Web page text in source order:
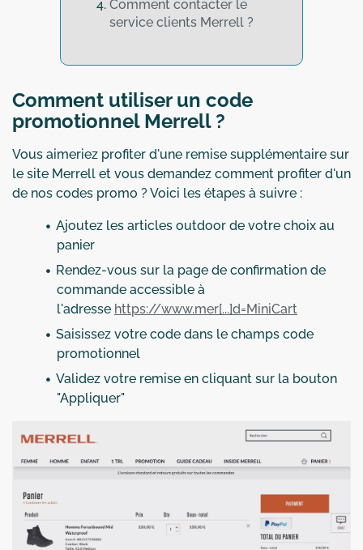
Comment contacter le
service clients Merrell ?
Comment utiliser un code
promotionnel Merrell ?
Vous aimeriez profiter d'une remise supplémentaire sur
le site Merrell et vous demandez comment profiter d'un
de nos codes promo ? Voici les étapes à suivre :
Ajoutez les articles outdoor de votre choix au
panier
Rendez-vous sur la page de confirmation de
commande accessible à
l'adresse https://www.mer[...]d=MiniCart
Saisissez votre code dans le champs code
promotionnel
Validez votre remise en cliquant sur la bouton
"Appliquer"